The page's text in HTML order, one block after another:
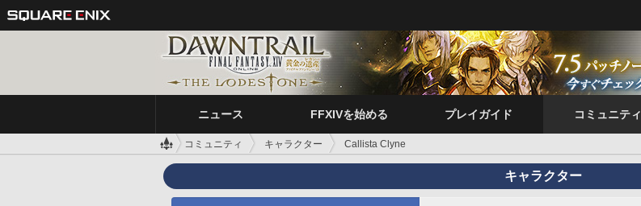
ニュース FFXIVを始める プレイガイド コミュニティ
コミュニティ キャラクター Callista Clyne
キャラクター